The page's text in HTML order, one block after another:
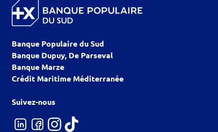
Banque Populaire du Sud
Banque Dupuy, De Parseval
Banque Marze
Crédit Maritime Méditerranée
Suivez-nous